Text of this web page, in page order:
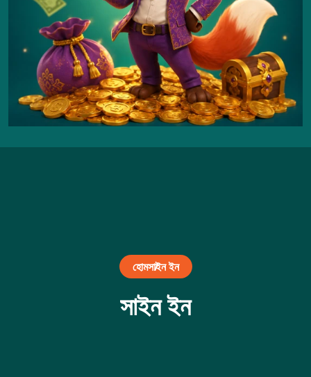
হোমসাইন ইন
সাইন ইন